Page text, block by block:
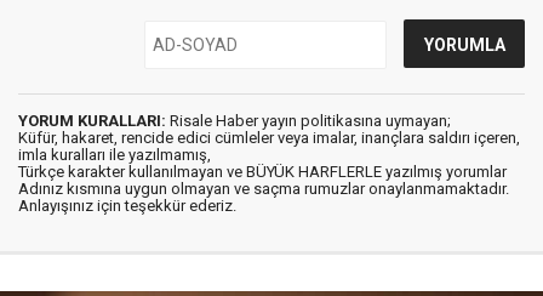
YORUM KURALLARI: Risale Haber yayın politikasına uymayan;
Küfür, hakaret, rencide edici cümleler veya imalar, inançlara saldırı içeren,
imla kuralları ile yazılmamış,
Türkçe karakter kullanılmayan ve BÜYÜK HARFLERLE yazılmış yorumlar
Adınız kısmına uygun olmayan ve saçma rumuzlar onaylanmamaktadır.
Anlayışınız için teşekkür ederiz.